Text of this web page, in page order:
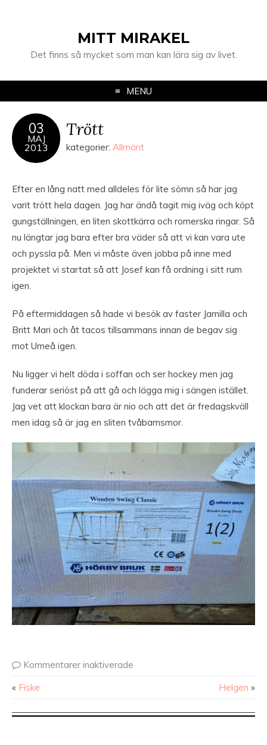
MITT MIRAKEL
Det finns så mycket som man kan lära sig av livet.
MENU
03
MAJ
2013
Trött
kategorier: Allmänt
Efter en lång natt med alldeles för lite sömn så har jag
varit trött hela dagen. Jag har ändå tagit mig iväg och köpt
gungställningen, en liten skottkärra och romerska ringar. Så
nu längtar jag bara efter bra väder så att vi kan vara ute
och pyssla på. Men vi måste även jobba på inne med
projektet vi startat så att Josef kan få ordning i sitt rum
igen.
På eftermiddagen så hade vi besök av faster Jamilla och
Britt Mari och åt tacos tillsammans innan de begav sig
mot Umeå igen.
Nu ligger vi helt döda i soffan och ser hockey men jag
funderar seriöst på att gå och lägga mig i sängen istället.
Jag vet att klockan bara är nio och att det är fredagskväll
men idag så är jag en sliten tvåbarnsmor.
Kommentarer inaktiverade
« Fiske Helgen »